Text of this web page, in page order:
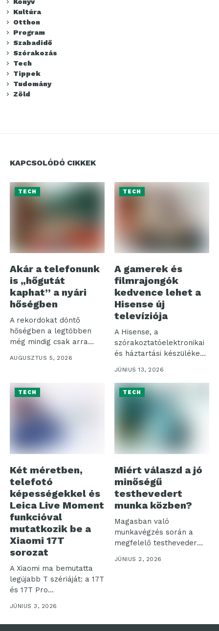
Kultúra
Otthon
Program
Szabadidő
Szórakozás
Tech
Tippek
Tudomány
Zöld
KAPCSOLÓDÓ CIKKEK
TECH
Akár a telefonunk
is „hőgutát
kaphat” a nyári
hőségben
A rekordokat döntő
hőségben a legtöbben
még mindig csak arra
AUGUSZTUS 5, 2026
TECH
A gamerek és
filmrajongók
kedvence lehet a
Hisense új
televíziója
A Hisense, a
szórakoztatóelektronikai
és háztartási készülékek
piacának egyik vezető
globális szereplője...
JÚNIUS 13, 2026
TECH
Két méretben,
telefotó
képességekkel és
Leica Live Moment
funkcióval
mutatkozik be a
Xiaomi 17T
sorozat
A Xiaomi ma bemutatta
legújabb T szériáját: a 17T
és 17T Pro...
JÚNIUS 3, 2026
TECH
Miért válaszd a jó
minőségű
testhevedert
munka közben?
Magasban való
munkavégzés során a
megfelelő testheveder
elengedhetetlen. Nem
JÚNIUS 2, 2026